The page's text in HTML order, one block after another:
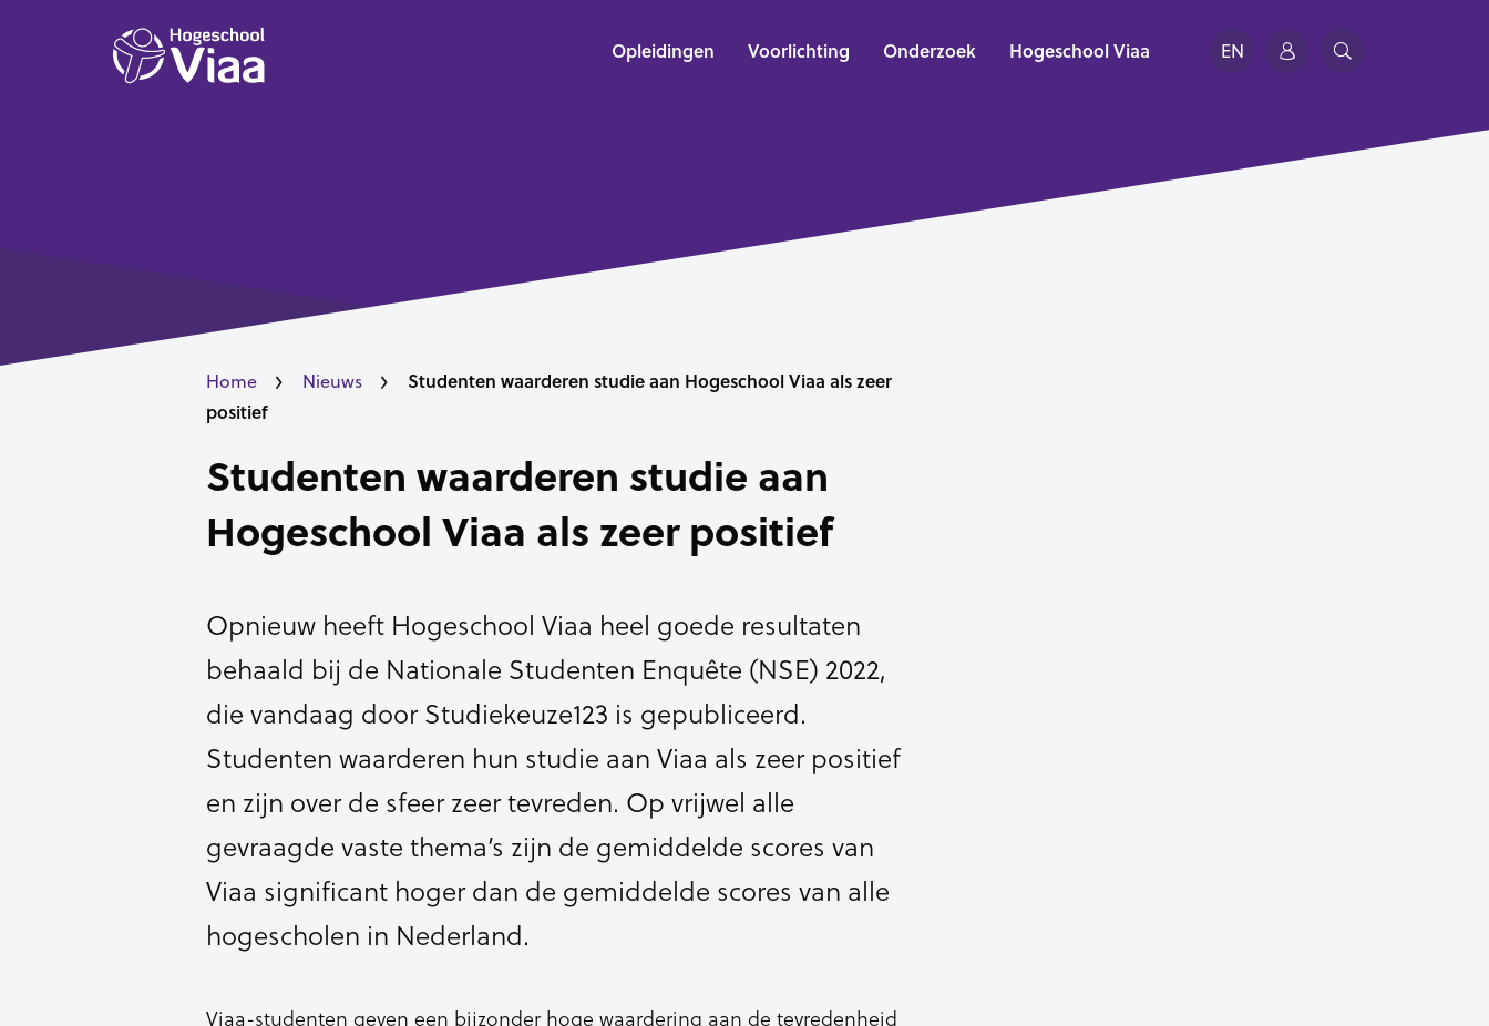
Opleidingen Voorlichting Onderzoek Hogeschool Viaa EN
Home Nieuws
Studenten waarderen studie aan Hogeschool Viaa als zeer
positief
Studenten waarderen studie aan
Hogeschool Viaa als zeer positief
Opnieuw heeft Hogeschool Viaa heel goede resultaten
behaald bij de Nationale Studenten Enquête (NSE) 2022,
die vandaag door Studiekeuze123 is gepubliceerd.
Studenten waarderen hun studie aan Viaa als zeer positief
en zijn over de sfeer zeer tevreden. Op vrijwel alle
gevraagde vaste thema’s zijn de gemiddelde scores van
Viaa significant hoger dan de gemiddelde scores van alle
hogescholen in Nederland.
Viaa-studenten geven een bijzonder hoge waardering aan de tevredenheid